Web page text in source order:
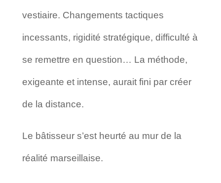
vestiaire. Changements tactiques
incessants, rigidité stratégique, difficulté à
se remettre en question… La méthode,
exigeante et intense, aurait fini par créer
de la distance.
Le bâtisseur s’est heurté au mur de la
réalité marseillaise.